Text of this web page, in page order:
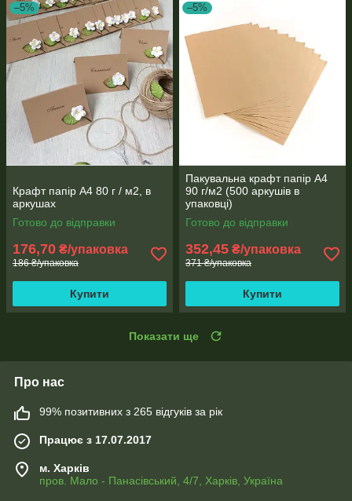
–5%
Крафт папір А4 80 г / м2, в
аркушах
Готово до відправки
176,70 ₴/упаковка
186 ₴/упаковка
Купити
–5%
Пакувальна крафт папір А4
90 г/м2 (500 аркушів в
упаковці)
Готово до відправки
352,45 ₴/упаковка
371 ₴/упаковка
Купити
Показати ще
Про нас
99% позитивних з 265 відгуків за рік
Працює з 17.07.2017
м. Харків
пров. Мало - Панасівський, 4/7, Харків, Україна